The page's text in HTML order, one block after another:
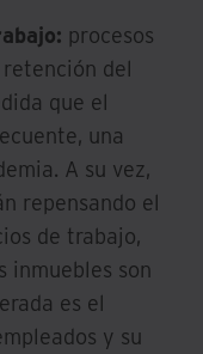
procesos
del
que el
una
A su vez,
repensando el
de trabajo,
inmuebles son
es el
y su